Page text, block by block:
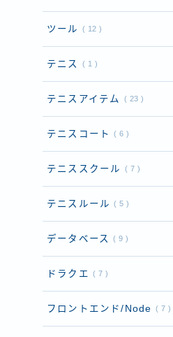
ツール 12
テニス 1
テニスアイテム 23
テニスコート 6
テニススクール 7
テニスルール 5
データベース 9
ドラクエ 7
フロントエンド/Node 7